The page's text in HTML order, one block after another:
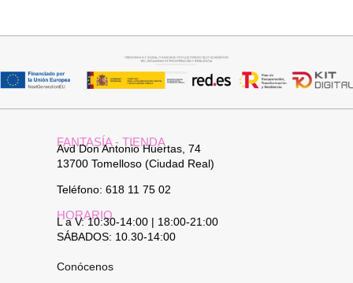
FANTASÍA - TIENDA
Avd Don Antonio Huertas, 74
13700 Tomelloso (Ciudad Real)
Teléfono: 618 11 75 02
HORARIO
L a V: 10:30-14:00 | 18:00-21:00
SÁBADOS: 10.30-14:00
Conócenos